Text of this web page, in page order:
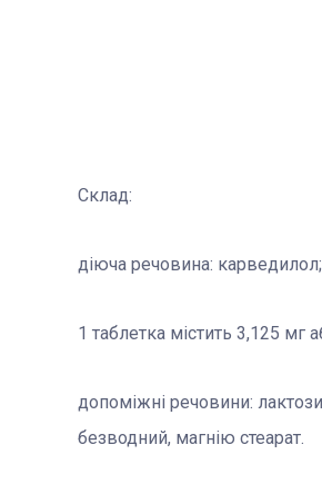
Склад:
діюча речовина: карведилол;
1 таблетка містить 3,125 мг
допоміжні речовини:
безводний, магнію стеарат.